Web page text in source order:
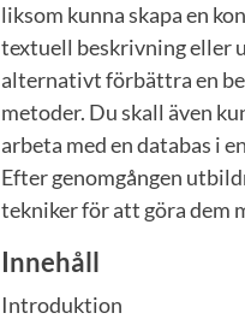
liksom kunna skapa en
textuell beskrivning eller
alternativt förbättra en
metoder. Du skall även
arbeta med en databas i
Efter genomgången
tekniker för att göra dem
Innehåll
Introduktion